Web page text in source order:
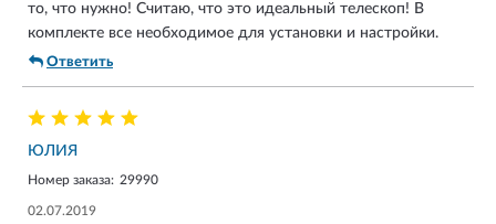
то, что нужно! Считаю, что это идеальный телескоп! В
комплекте все необходимое для установки и настройки.
Ответить
ЮЛИЯ
Номер заказа: 29990
02.07.2019